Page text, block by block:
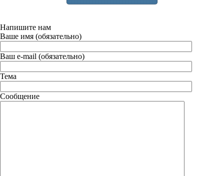
Напишите нам
Ваше имя (обязательно)
Ваш e-mail (обязательно)
Тема
Сообщение